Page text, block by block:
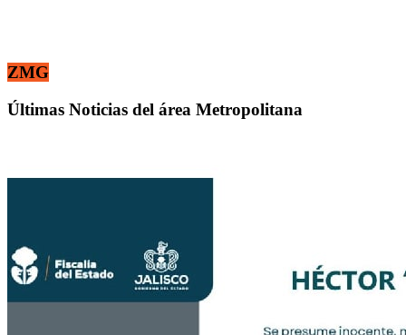
ZMG
Últimas Noticias del área Metropolitana